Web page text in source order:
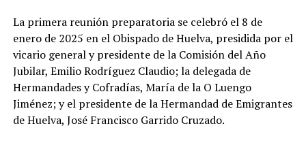
La primera reunión preparatoria se celebró el 8 de
enero de 2025 en el Obispado de Huelva, presidida por el
vicario general y presidente de la Comisión del Año
Jubilar, Emilio Rodríguez Claudio; la delegada de
Hermandades y Cofradías, María de la O Luengo
Jiménez; y el presidente de la Hermandad de Emigrantes
de Huelva, José Francisco Garrido Cruzado.